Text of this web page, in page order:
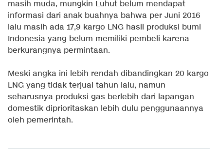
masih muda, mungkin Luhut belum mendapat
informasi dari anak buahnya bahwa per Juni 2016
lalu masih ada 17,9 kargo LNG hasil produksi bumi
Indonesia yang belum memiliki pembeli karena
berkurangnya permintaan.
Meski angka ini lebih rendah dibandingkan 20 kargo
LNG yang tidak terjual tahun lalu, namun
seharusnya produksi gas berlebih dari lapangan
domestik diprioritaskan lebih dulu penggunaannya
oleh pemerintah.